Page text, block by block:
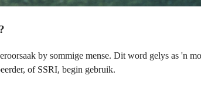
by sommige mense. Dit word gelys as 'n
of SSRI, begin gebruik.